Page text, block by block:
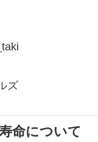
ズ
命について